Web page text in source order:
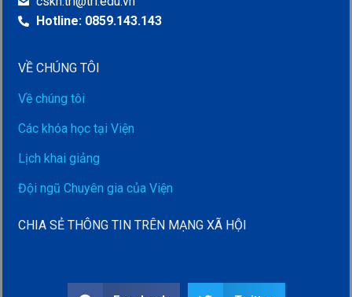
Hotline: 0859.143.143
VỀ CHÚNG TÔI
Về chúng tôi
Các khóa học tại Viện
Lịch khai giảng
Đội ngũ Chuyên gia của Viện
CHIA SẺ THÔNG TIN TRÊN MẠNG XÃ HỘI